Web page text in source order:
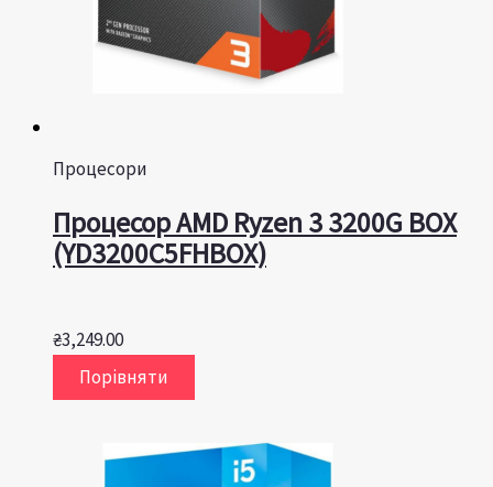
Процесори
Процесор AMD Ryzen 3 3200G BOX
(YD3200C5FHBOX)
₴3,249.00
Порівняти